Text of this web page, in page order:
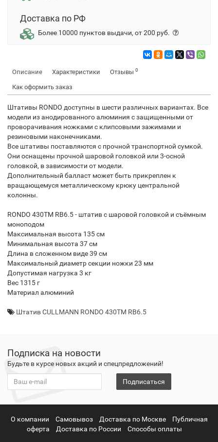
Доставка по РФ
Более 10000 пунктов выдачи, от 200 руб.
Описание Характеристики Отзывы 0
Как оформить заказ
Штативы RONDO доступны в шести различных вариантах. Все
модели из анодированного алюминия с защищенными от
проворачивания ножками с клипсовыми зажимами и
резиновыми наконечниками.
Все штативы поставляются с прочной транспортной сумкой.
Они оснащены прочной шаровой головкой или 3-осной
головкой, в зависимости от модели.
Дополнительный балласт может быть прикреплен к
вращающемуся металлическому крюку центральной
колонны.
RONDO 430TM RB6.5 - штатив с шаровой головкой и съёмным
моноподом
Максимальная высота 135 см
Минимальная высота 37 см
Длина в сложенном виде 39 см
Максимальный диаметр секции ножки 23 мм
Допустимая нагрузка 3 кг
Вес 1315 г
Материал алюминий
Штатив CULLMANN RONDO 430TM RB6.5
Подписка на новости
Будьте в курсе новых акций и спецпредложений!
Подписаться
О компании Самовывоз Доставка по Москве
Публичная
оферта
Доставка по России Способы оплаты